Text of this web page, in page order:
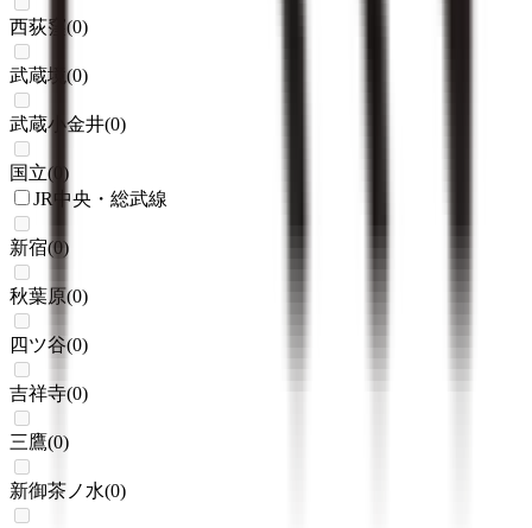
西荻窪(0)
武蔵境 (0)
武蔵小金井(0)
国立(0 )
JR中央・総武線
新宿(0)
秋葉原(0)
四ツ谷(0)
吉祥寺(0)
三鷹(0)
新御茶ノ水(0)